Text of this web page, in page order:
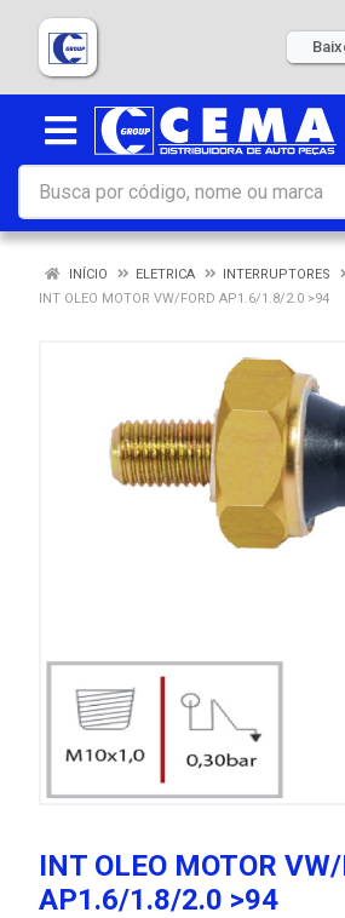
INÍCIO ELETRICA
INTERRUPTORES
INT OLEO MOTOR VW/FORD AP1.6/1.8/2.0 >94
INT OLEO MOTOR
AP1.6/1.8/2.0 >94